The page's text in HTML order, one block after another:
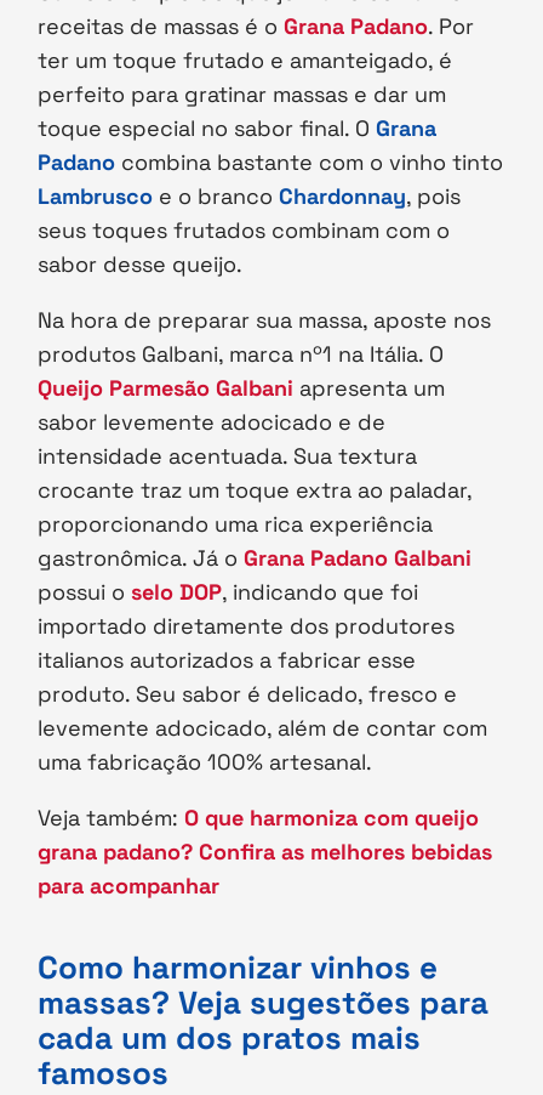
receitas de massas é o Grana Padano. Por
ter um toque frutado e amanteigado, é
perfeito para gratinar massas e dar um
toque especial no sabor final. O Grana
Padano combina bastante com o vinho tinto
Lambrusco e o branco Chardonnay, pois
seus toques frutados combinam com o
sabor desse queijo.
Na hora de preparar sua massa, aposte nos
produtos Galbani, marca nº1 na Itália. O
Queijo Parmesão Galbani apresenta um
sabor levemente adocicado e de
intensidade acentuada. Sua textura
crocante traz um toque extra ao paladar,
proporcionando uma rica experiência
gastronômica. Já o Grana Padano Galbani
possui o selo DOP, indicando que foi
importado diretamente dos produtores
italianos autorizados a fabricar esse
produto. Seu sabor é delicado, fresco e
levemente adocicado, além de contar com
uma fabricação 100% artesanal.
Veja também: O que harmoniza com queijo
grana padano? Confira as melhores bebidas
para acompanhar
Como harmonizar vinhos e
massas? Veja sugestões para
cada um dos pratos mais
famosos